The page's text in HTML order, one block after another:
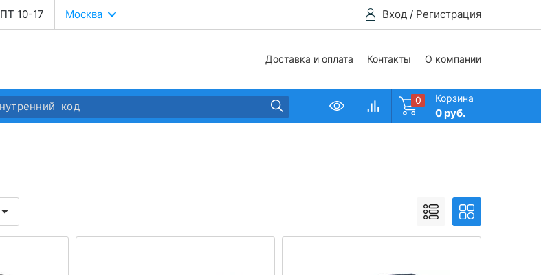
Вход / Регистрация
ПТ 10-17 Москва
Доставка и оплата Контакты О компании
0 Корзина
0 руб.